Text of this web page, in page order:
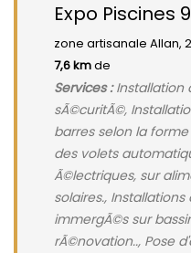
Expo Piscines
zone artisanale Allan,
7,6 kmde
Services :Installation
sÃ©curitÃ©,
barres selon la
des volets
Ã©lectriques, sur
solaires.,
immergÃ©s sur
rÃ©novation.., Pose